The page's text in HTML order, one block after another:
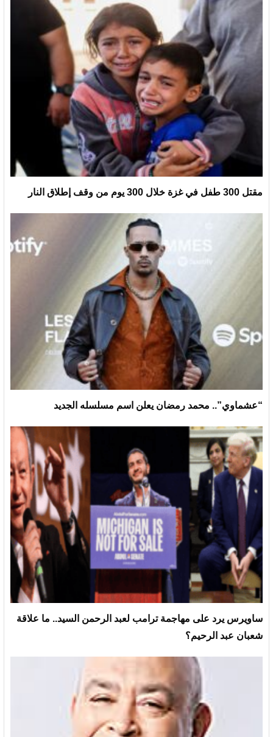
مقتل 300 طفل في غزة خلال 300 يوم من وقف إطلاق النار
“عشماوي”.. محمد رمضان يعلن اسم مسلسله الجديد
ساويرس يرد على مهاجمة ترامب لعبد الرحمن السيد.. ما علاقة
شعبان عبد الرحيم؟